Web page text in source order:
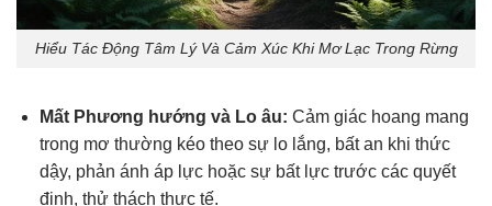
Hiểu Tác Động Tâm Lý Và Cảm Xúc Khi Mơ Lạc Trong Rừng
Mất Phương hướng và Lo âu: Cảm giác hoang mang
trong mơ thường kéo theo sự lo lắng, bất an khi thức
dậy, phản ánh áp lực hoặc sự bất lực trước các quyết
định, thử thách thực tế.